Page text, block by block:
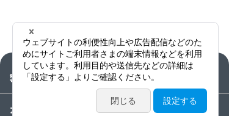
製品情報
カタログ・動画・論文